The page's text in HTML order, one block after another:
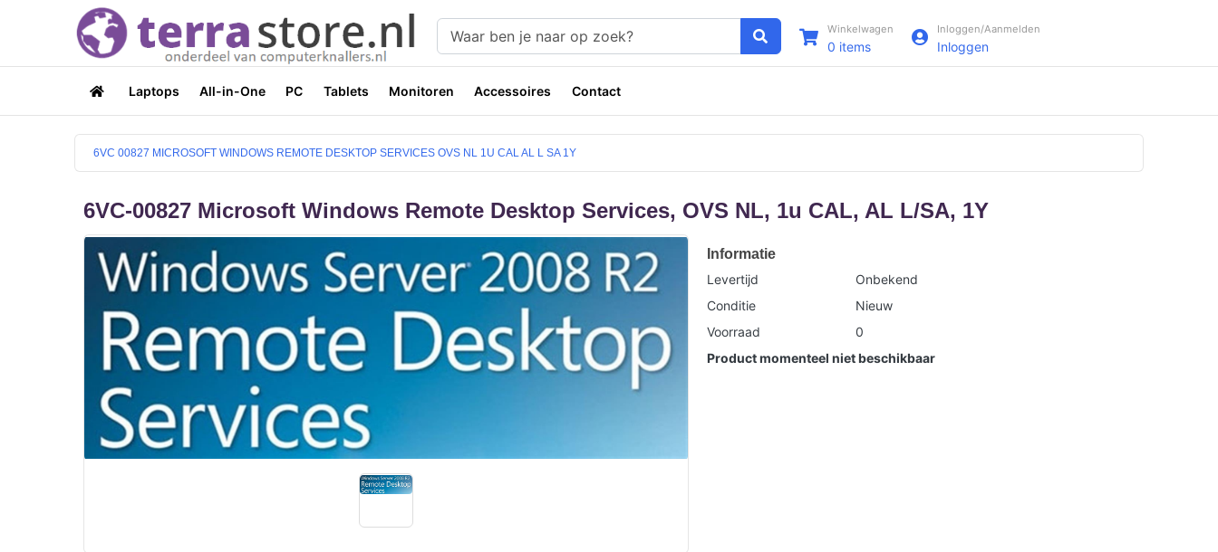
Winkelwagen
0 items
Inloggen/Aanmelden
Inloggen
Laptops All-in-One PC Tablets Monitoren Accessoires Contact
6VC 00827 MICROSOFT WINDOWS REMOTE DESKTOP SERVICES OVS NL 1U CAL AL L SA 1Y
6VC-00827 Microsoft Windows Remote Desktop Services, OVS NL, 1u CAL, AL L/SA, 1Y
Informatie
Levertijd
Onbekend
Conditie
Nieuw
Voorraad
0
Product momenteel niet beschikbaar